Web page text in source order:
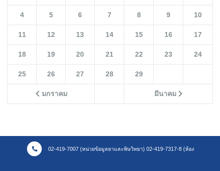
มกราคม มีนาคม
4 5 6 7 8 9 10
11 12 13 14 15 16 17
18 19 20 21 22 23 24
25 26 27 28 29
02-419-7007 (หน่วยข้อมูลยาและพิษวิทยา) 02-419-7317-8 (ห้อง